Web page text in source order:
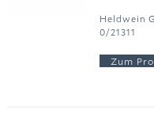
Ole
Heldwein
0/21311